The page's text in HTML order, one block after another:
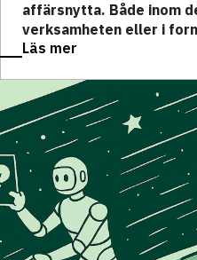
affärsnytta. Både inom
verksamheten eller i
Läs mer